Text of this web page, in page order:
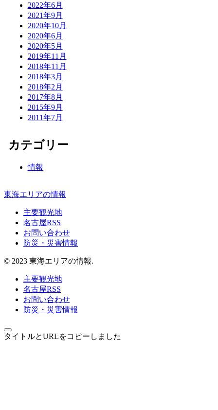
2022年6月
2021年9月
2020年10月
2020年6月
2020年5月
2019年11月
2018年11月
2018年3月
2018年2月
2017年8月
2015年9月
2011年7月
カテゴリー
情報
東海エリアの情報
主要観光地
名古屋RSS
お問い合わせ
防災・災害情報
© 2023 東海エリアの情報.
主要観光地
名古屋RSS
お問い合わせ
防災・災害情報
タイトルとURLをコピーしました